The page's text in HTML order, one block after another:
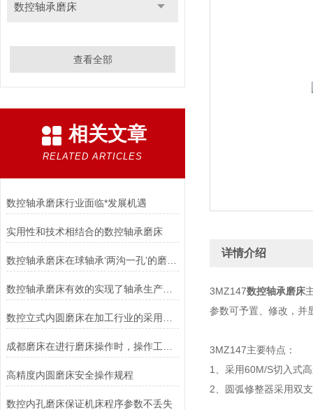
数控轴承磨床
查看全部
相关文章
RELATED ARTICLES
数控轴承磨床行业面临*发展机遇
实用性和技术相结合的数控轴承磨床
数控轴承磨床有效的实现了轴承生产的数字化工厂
高精度内圆磨床安全操作规程
数控内孔磨床保证机床程序参数不丢失
详情介绍
3MZ147数控轴承磨床
参数可予置、修改，并
3MZ147主要特点：
1、采用60M/S切入式
2、圆弧修整器采用双